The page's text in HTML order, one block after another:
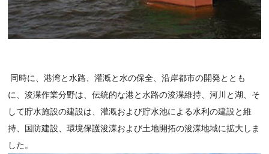
同時に、港湾と水路、灌漑と水の保全、沿岸都市の開発ととも
に、浚渫作業分野は、伝統的な港と水路の浚渫維持、河川と湖、そ
して貯水施設の建設は、灌漑および貯水池による水利の建設と維
持、国防建設、環境保護浚渫および土地開拓の浚渫地域に拡大しま
した。